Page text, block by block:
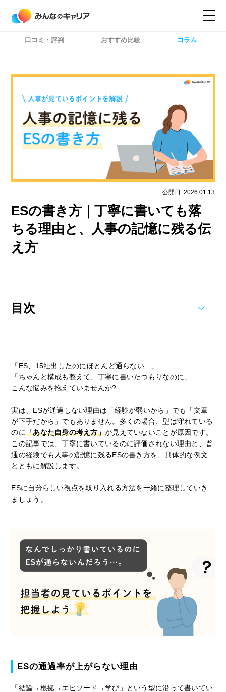
コンテンツ 詳細設定
コンテンツ 詳細設定
口コミ・評判 おすすめ比較 コラム
公開日 2026.01.13
ESの書き方｜丁寧に書いても落
ちる理由と、人事の記憶に残る伝
え方
目次
「ES、15社出したのにほとんど通らない…」
「ちゃんと構成も整えて、丁寧に書いたつもりなのに」
こんな悩みを抱えていませんか?
実は、ESが通過しない理由は「経験が弱いから」でも「文章
が下手だから」でもありません。多くの場合、型は守れている
のに「あなた自身の考え方」が見えていないことが原因です。
この記事では、丁寧に書いているのに評価されない理由と、普
通の経験でも人事の記憶に残るESの書き方を、具体的な例文
とともに解説します。
ESに自分らしい視点を取り入れる方法を一緒に整理していき
ましょう。
ESの通過率が上がらない理由
「結論→根拠→エピソード→学び」という型に沿って書いてい